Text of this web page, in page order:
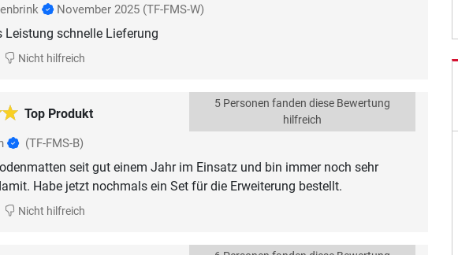
November 2025 (TF-FMS-W)
Leistung schnelle Lieferung
Nicht hilfreich
Top Produkt
5 Personen fanden diese Bewertung
hilfreich
(TF-FMS-B)
seit gut einem Jahr im Einsatz und bin immer noch sehr
Habe jetzt nochmals ein Set für die Erweiterung bestellt.
Nicht hilfreich